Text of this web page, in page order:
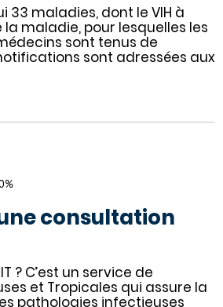
33 maladies, dont le VIH à
maladie, pour lesquelles les
sont tenus de
sont adressées aux
consultation
? C’est un service de
et Tropicales qui assure la
pathologies infectieuses